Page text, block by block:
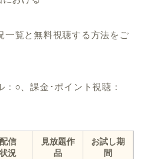
一覧と無料視聴する方法をご
○、課金･ポイント視聴：
配信
状況
見放題作
品
お試し期
間